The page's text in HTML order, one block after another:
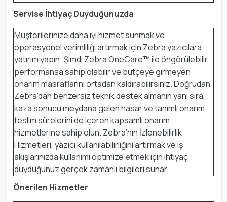
Servise İhtiyaç Duyduğunuzda
Müşterilerinize daha iyi hizmet sunmak ve
operasyonel verimliliği artırmak için Zebra yazıcılara
yatırım yapın. Şimdi Zebra OneCare™ ile öngörülebilir
performansa sahip olabilir ve bütçeye girmeyen
onarım masraflarını ortadan kaldırabilirsiniz. Doğrudan
Zebra'dan benzersiz teknik destek almanın yanı sıra,
kaza sonucu meydana gelen hasar ve tanımlı onarım
teslim sürelerini de içeren kapsamlı onarım
hizmetlerine sahip olun. Zebra’nın İzlenebilirlik
Hizmetleri, yazıcı kullanılabilirliğini artırmak ve iş
akışlarınızda kullanımı optimize etmek için ihtiyaç
duyduğunuz gerçek zamanlı bilgileri sunar.
Önerilen Hizmetler